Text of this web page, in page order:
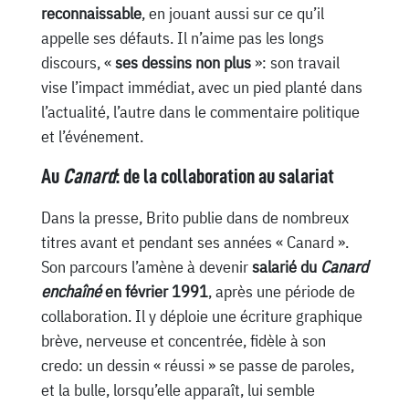
reconnaissable, en jouant aussi sur ce qu’il
appelle ses défauts. Il n’aime pas les longs
discours, «ses dessins non plus»: son travail
vise l’impact immédiat, avec un pied planté dans
l’actualité, l’autre dans le commentaire politique
et l’événement.
Au Canard: de la collaboration au salariat
Dans la presse, Brito publie dans de nombreux
titres avant et pendant ses années « Canard ».
Son parcours l’amène à devenirsalarié du Canard
enchaînéen février 1991, après une période de
collaboration. Il y déploie une écriture graphique
brève, nerveuse et concentrée, fidèle à son
credo: un dessin « réussi » se passe de paroles,
et la bulle, lorsqu’elle apparaît, lui semble